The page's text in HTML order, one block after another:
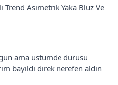
Trend Asimetrik Yaka Bluz Ve
ama ustumde durusu
bayildi direk nerefen aldin